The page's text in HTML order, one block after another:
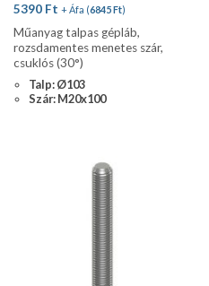
5390 Ft + Áfa (6845Ft)
Műanyag talpas gépláb,
rozsdamentes menetes szár,
csuklós (30°)
Talp: Ø103
Szár: M20x100